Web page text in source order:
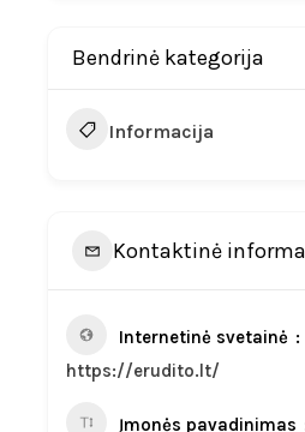
Bendrinė kategorija
Informacija
Kontaktinė
Internetinė svetainė
https://erudito.lt/
Įmonės pavadinimas